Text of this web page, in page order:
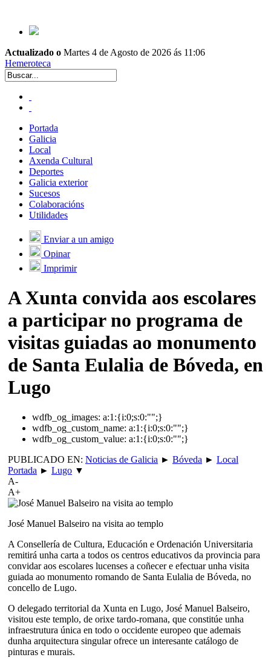
Actualizado o Martes 4 de Agosto de 2026 ás 11:06
Hemeroteca
Portada
Galicia
Local
Axenda Cultural
Deportes
Galicia exterior
Sucesos
Colaboracións
Utilidades
Enviar a un amigo
Opinar
Imprimir
A Xunta convida aos escolares
a participar no programa de
visitas guiadas ao monumento
de Santa Eulalia de Bóveda, en
Lugo
wdfb_og_images: a:1:{i:0;s:0:"";}
wdfb_og_custom_name: a:1:{i:0;s:0:"";}
wdfb_og_custom_value: a:1:{i:0;s:0:"";}
PUBLICADO EN: Noticias de Galicia ► Bóveda ► Local
Portada ► Lugo ▼
A-
A+
José Manuel Balseiro na visita ao templo
A Consellería de Cultura, Educación e Ordenación Universitaria
remitirá unha carta a todos os centros educativos da provincia para
convidar aos escolares lucenses a coñecer e efectuar unha visita
guiada ao monumento romando de Santa Eulalia de Bóveda, no
concello de Lugo.
O delegado territorial da Xunta en Lugo, José Manuel Balseiro,
visitou este templo, de orixe tardo-romana, que constitúe unha
infraestrutura única en todo o occidente europeo que ademais
dunha arquitectura singular ofrece un interesante catálogo de
pinturas e murais.